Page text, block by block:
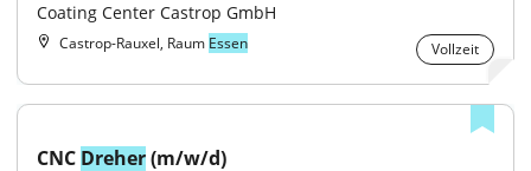
Coating Center Castrop GmbH
Castrop-Rauxel, Raum Essen Vollzeit
CNC Dreher (m/w/d)